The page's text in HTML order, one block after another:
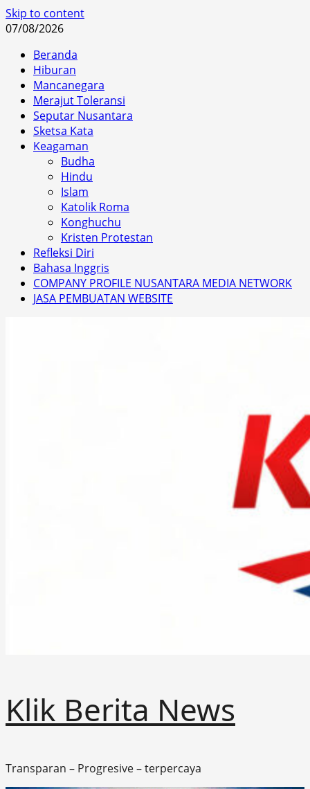
Skip to content
07/08/2026
Beranda
Hiburan
Mancanegara
Merajut Toleransi
Seputar Nusantara
Sketsa Kata
Keagaman
Budha
Hindu
Islam
Katolik Roma
Konghuchu
Kristen Protestan
Refleksi Diri
Bahasa Inggris
COMPANY PROFILE NUSANTARA MEDIA NETWORK
JASA PEMBUATAN WEBSITE
Klik Berita News
Transparan – Progresive – terpercaya